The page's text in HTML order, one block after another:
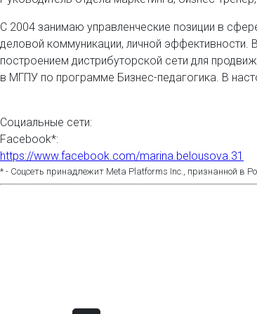
С 2004 занимаю управленческие позиции в
деловой коммуникации, личной
построением дистрибуторской сети для
в МГПУ по программе Бизнес-педагогика. В
Социальные сети:
Facebook*:
https://www.facebook.com/marina.belousova.31
* - Соцсеть принадлежит Meta Platforms Inc., признанной в